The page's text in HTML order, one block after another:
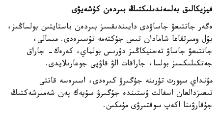
فيزيكالىق بەلسەندىلىكتىڭ بىردەن كۇشەيۋى
ەگەر جاتتىعۋ جاساۋدى دايىندىقسىز بىردەن باستايتىن بولساڭىز،
بۇل ومىرتقاعا شامادان تىس جۇكتەمە تۇسىرەدى. مىسالى،
جاتتىعۋ جاساۋ تەحنيكاڭىز دۇرىس بولماي، كەرەك- جاراق
جەتكىلىكسىز بولسا، جاراقات الۋ قاۋپى جوعارىلايدى.
مۇنداي سپورت تۇرىنە جۇگىرۋ كىرەدى، اسىرەسە قاتتى
تىعىزدالعان اسفالت ۇستىندە جۇگىرۋ سۇيەك پەن شەمىرشەكتىڭ
جۇقارۋىنا اكەپ سوقتىرۋى مۇمكىن.